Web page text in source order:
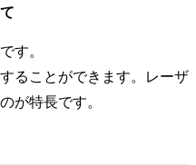
です。
ることができます。レーザ
が特長です。